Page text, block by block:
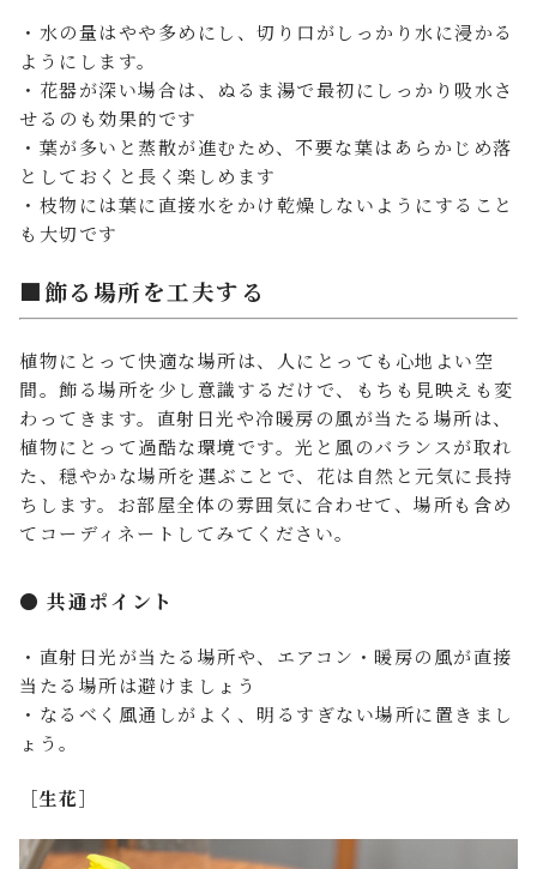
・水の量はやや多めにし、切り口がしっかり水に浸かる
ようにします。
・花器が深い場合は、ぬるま湯で最初にしっかり吸水さ
せるのも効果的です
・葉が多いと蒸散が進むため、不要な葉はあらかじめ落
としておくと長く楽しめます
・枝物には葉に直接水をかけ乾燥しないようにすること
も大切です
■飾る場所を工夫する
植物にとって快適な場所は、人にとっても心地よい空
間。飾る場所を少し意識するだけで、もちも見映えも変
わってきます。直射日光や冷暖房の風が当たる場所は、
植物にとって過酷な環境です。光と風のバランスが取れ
た、穏やかな場所を選ぶことで、花は自然と元気に長持
ちします。お部屋全体の雰囲気に合わせて、場所も含め
てコーディネートしてみてください。
● 共通ポイント
・直射日光が当たる場所や、エアコン・暖房の風が直接
当たる場所は避けましょう
・なるべく風通しがよく、明るすぎない場所に置きまし
ょう。
［生花］